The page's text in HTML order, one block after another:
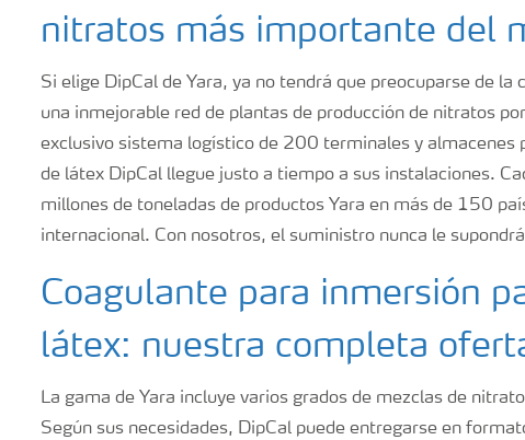
nitratos más importante del
Si elige DipCal de Yara, ya no tendrá que preocuparse de
una inmejorable red de plantas de producción de nitratos
exclusivo sistema logístico de 200 terminales y almacenes
de látex DipCal llegue justo a tiempo a sus instalaciones.
millones de toneladas de productos Yara en más de 150
internacional. Con nosotros, el suministro nunca le
Coagulante para inmersión
látex: nuestra completa
La gama de Yara incluye varios grados de mezclas de
Según sus necesidades, DipCal puede entregarse en